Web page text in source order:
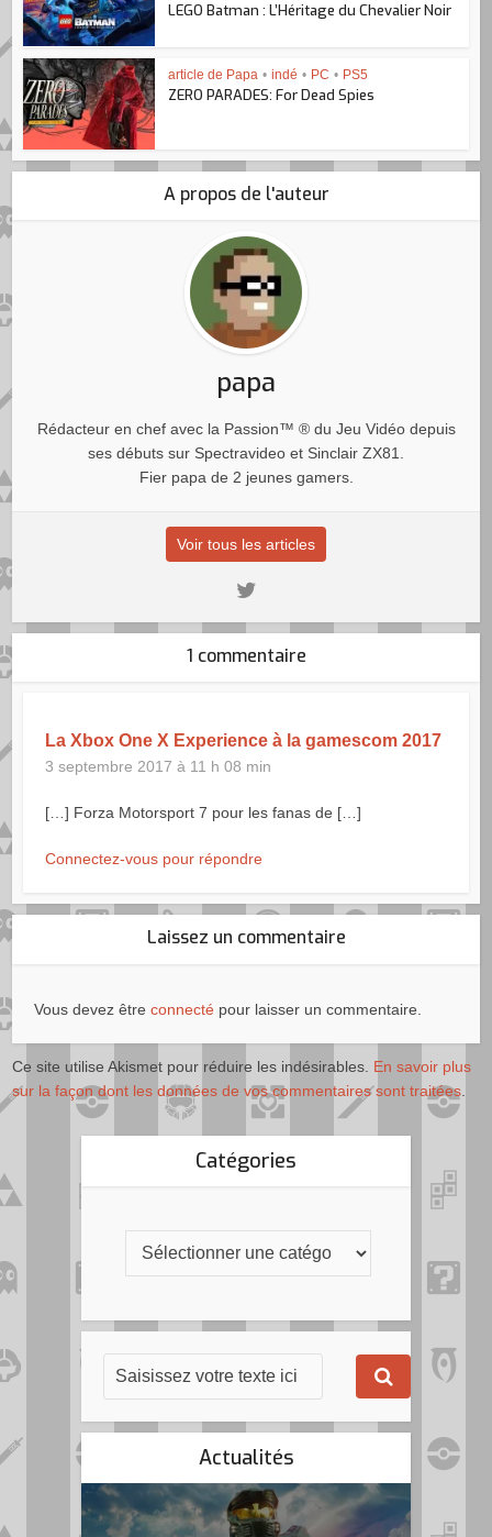
LEGO Batman : L’Héritage du Chevalier Noir
article de Papa • indé • PC • PS5
ZERO PARADES: For Dead Spies
A propos de l'auteur
papa
Rédacteur en chef avec la Passion™ ® du Jeu Vidéo depuis
ses débuts sur Spectravideo et Sinclair ZX81.
Fier papa de 2 jeunes gamers.
Voir tous les articles
1 commentaire
La Xbox One X Experience à la gamescom 2017
3 septembre 2017 à 11 h 08 min
[…] Forza Motorsport 7 pour les fanas de […]
Connectez-vous pour répondre
Laissez un commentaire
Vous devez êtreconnecté pour laisser un commentaire.
Ce site utilise Akismet pour réduire les indésirables. En savoir plus
sur la façon dont les données de vos commentaires sont traitées
Catégories
Actualités